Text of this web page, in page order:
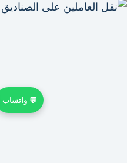
💬 واتساب